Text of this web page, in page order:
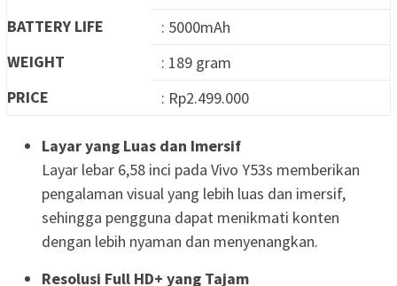
BATTERY LIFE
: 5000mAh
WEIGHT
: 189 gram
PRICE
: Rp2.499.000
Layar yang Luas dan Imersif
Layar lebar 6,58 inci pada Vivo Y53s memberikan
pengalaman visual yang lebih luas dan imersif,
sehingga pengguna dapat menikmati konten
dengan lebih nyaman dan menyenangkan.
Resolusi Full HD+ yang Tajam